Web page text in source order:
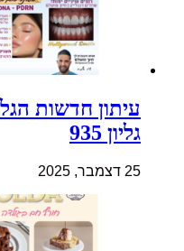
עיתון חדשות
גליון 935
25 דצמבר, 2025